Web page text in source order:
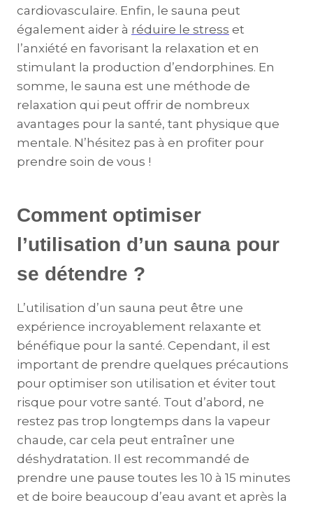
cardiovasculaire. Enfin, le sauna peut
également aider à réduire le stress et
l’anxiété en favorisant la relaxation et en
stimulant la production d’endorphines. En
somme, le sauna est une méthode de
relaxation qui peut offrir de nombreux
avantages pour la santé, tant physique que
mentale. N’hésitez pas à en profiter pour
prendre soin de vous !
Comment optimiser
l’utilisation d’un sauna pour
se détendre ?
L’utilisation d’un sauna peut être une
expérience incroyablement relaxante et
bénéfique pour la santé. Cependant, il est
important de prendre quelques précautions
pour optimiser son utilisation et éviter tout
risque pour votre santé. Tout d’abord, ne
restez pas trop longtemps dans la vapeur
chaude, car cela peut entraîner une
déshydratation. Il est recommandé de
prendre une pause toutes les 10 à 15 minutes
et de boire beaucoup d’eau avant et après la